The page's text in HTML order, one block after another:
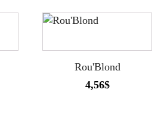
Rou'Blond
4,56$